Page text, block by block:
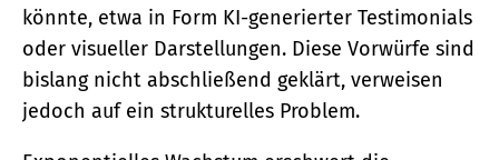
könnte, etwa in Form KI-generierter Testimonials
oder visueller Darstellungen. Diese Vorwürfe sind
bislang nicht abschließend geklärt, verweisen
jedoch auf ein strukturelles Problem.